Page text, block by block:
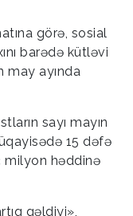
görə, sosial
barədə kütləvi
may ayında
sayı mayın
15 dəfə
milyon həddinə
gəldiyi»,